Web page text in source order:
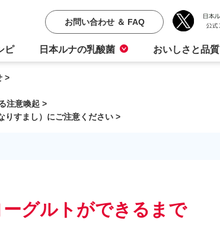
ピ 日本ルナの乳酸菌 おいしさと品質
お問い合わせ ＆ FAQ
>
注意喚起 >
りすまし）にご注意ください >
グルトができるまで